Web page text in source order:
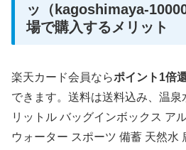
ッ（kagoshimaya-
場で購入するメリット
楽天カード会員ならポイント1倍
できます。送料は送料込み、温
リットル バッグインボックス ア
ウォーター スポーツ 備蓄 天然水